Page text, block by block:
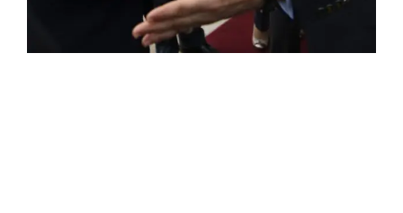
ROSE VALLAND, HEROÏNE DE LA RESISTANCE